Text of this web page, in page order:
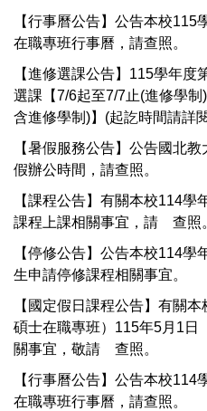
【行事曆公告】公告本校
在職專班行事曆，請查照。
【進修選課公告】115學年
選課【7/6起至7/7止(進修學
含進修學制)】(起訖時間請詳
【暑假服務公告】公告國北
假辦公時間，請查照。
【課程公告】有關本校114
課程上課相關事宜，請 查照
【停修公告】公告本校114
生申請停修課程相關事宜。
【國定假日課程公告】有關
碩士在職專班）115年5月1日
關事宜，敬請 查照。
【行事曆公告】公告本校
在職專班行事曆，請查照。